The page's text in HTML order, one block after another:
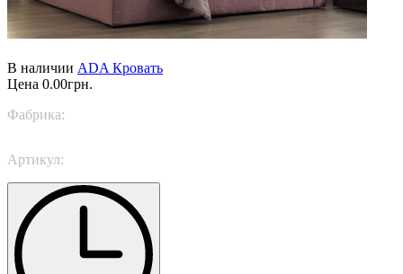
В наличии ADA Кровать
Цена 0.00грн.
Фабрика:
Артикул: